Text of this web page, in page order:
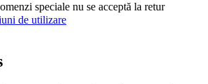
speciale nu se acceptă la retur
de utilizare